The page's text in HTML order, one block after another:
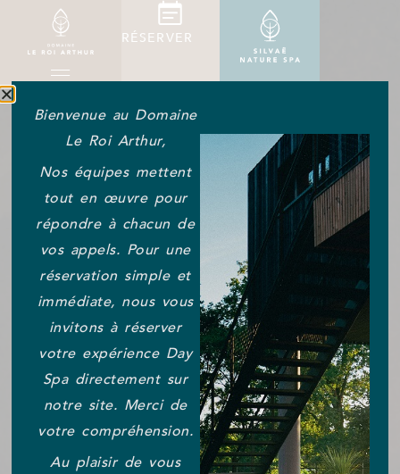
RÉSERVER
Bienvenue au Domaine
Le Roi Arthur,
Nos équipes mettent
tout en œuvre pour
répondre à chacun de
vos appels. Pour une
réservation simple et
immédiate, nous vous
invitons à réserver
votre expérience Day
Spa directement sur
notre site. Merci de
votre compréhension.
Au plaisir de vous